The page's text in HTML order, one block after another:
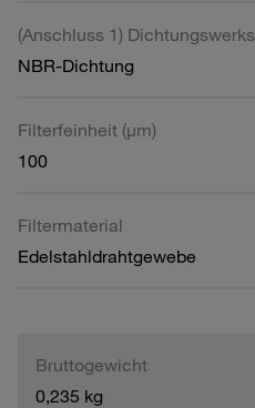
(Anschluss 1)
NBR-Dichtung
Filterfeinheit (µm)
100
Filtermaterial
Edelstahldrahtgewebe
Bruttogewicht
0,235 kg